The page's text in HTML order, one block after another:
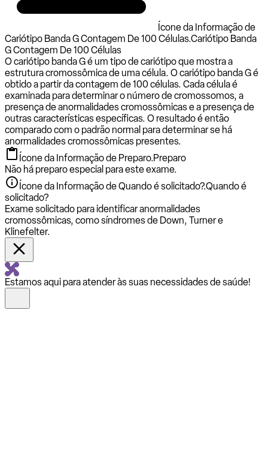
Ícone da Informação de
Cariótipo Banda G Contagem De 100 Células.Cariótipo Banda
G Contagem De 100 Células
O cariótipo banda G é um tipo de cariótipo que mostra a
estrutura cromossômica de uma célula. O cariótipo banda G é
obtido a partir da contagem de 100 células. Cada célula é
examinada para determinar o número de cromossomos, a
presença de anormalidades cromossômicas e a presença de
outras características específicas. O resultado é então
comparado com o padrão normal para determinar se há
anormalidades cromossômicas presentes.
Ícone da Informação de Preparo.Preparo
Não há preparo especial para este exame.
Ícone da Informação de Quando é solicitado?.Quando é
solicitado?
Exame solicitado para identificar anormalidades
cromossômicas, como síndromes de Down, Turner e
Klinefelter.
Estamos aqui para atender às suas necessidades de saúde!